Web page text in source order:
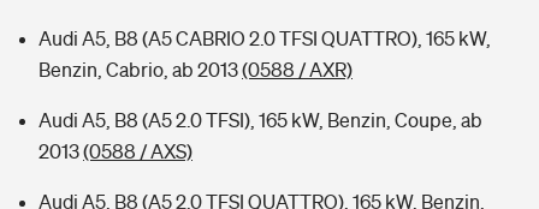
Audi A5, B8 (A5 CABRIO 2.0 TFSI QUATTRO), 165 kW,
Benzin, Cabrio, ab 2013(0588 / AXR)
Audi A5, B8 (A5 2.0 TFSI), 165 kW, Benzin, Coupe, ab
2013(0588 / AXS)
Audi A5, B8 (A5 2.0 TFSI QUATTRO), 165 kW, Benzin,